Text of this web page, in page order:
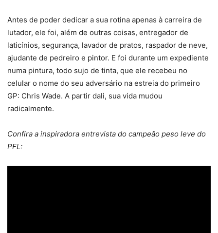
Antes de poder dedicar a sua rotina apenas à carreira de
lutador, ele foi, além de outras coisas, entregador de
laticínios, segurança, lavador de pratos, raspador de neve,
ajudante de pedreiro e pintor. E foi durante um expediente
numa pintura, todo sujo de tinta, que ele recebeu no
celular o nome do seu adversário na estreia do primeiro
GP: Chris Wade. A partir dali, sua vida mudou
radicalmente.
Confira a inspiradora entrevista do campeão peso leve do
PFL: